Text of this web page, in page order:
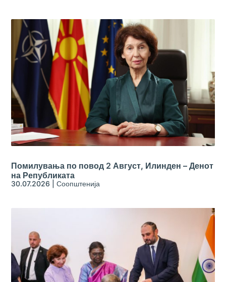
Помилувања по повод 2 Август, Илинден – Денот
на Републиката
30.07.2026 |Соопштенија